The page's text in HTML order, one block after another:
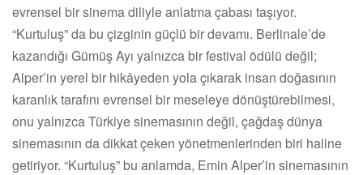
evrensel bir sinema diliyle anlatma çabası taşıyor.
“Kurtuluş” da bu çizginin güçlü bir devamı. Berlinale’de
kazandığı Gümüş Ayı yalnızca bir festival ödülü değil;
Alper’in yerel bir hikâyeden yola çıkarak insan doğasının
karanlık tarafını evrensel bir meseleye dönüştürebilmesi,
onu yalnızca Türkiye sinemasının değil, çağdaş dünya
sinemasının da dikkat çeken yönetmenlerinden biri haline
getiriyor. “Kurtuluş” bu anlamda, Emin Alper’in sinemasının